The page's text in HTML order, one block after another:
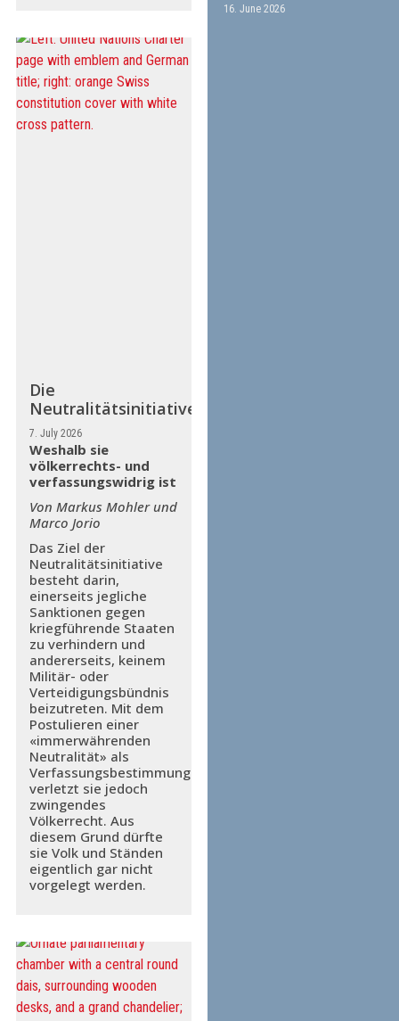
Die
Neutralitätsinitiative
7. July 2026
Weshalb sie
völkerrechts- und
verfassungswidrig ist
Von Markus Mohler und
Marco Jorio
Das Ziel der
Neutralitätsinitiative
besteht darin,
einerseits jegliche
Sanktionen gegen
kriegführende Staaten
zu verhindern und
andererseits, keinem
Militär- oder
Verteidigungsbündnis
beizutreten. Mit dem
Postulieren einer
«immerwährenden
Neutralität» als
Verfassungsbestimmung
verletzt sie jedoch
zwingendes
Völkerrecht. Aus
diesem Grund dürfte
sie Volk und Ständen
eigentlich gar nicht
vorgelegt werden.
16. June 2026